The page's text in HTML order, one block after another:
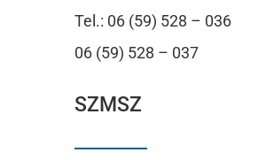
Tel.: 06 (59) 528 – 036
06 (59) 528 – 037
SZMSZ